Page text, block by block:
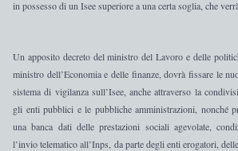
in possesso di un Isee superiore a una certa soglia, che
Un apposito decreto del ministro del Lavoro e delle
ministro dell’Economia e delle finanze, dovrà fissare le
sistema di vigilanza sull’Isee, anche attraverso la
gli enti pubblici e le pubbliche amministrazioni, nonché
una banca dati delle prestazioni sociali agevolate ,
l’invio telematico all’Inps, da parte degli enti erogatori,